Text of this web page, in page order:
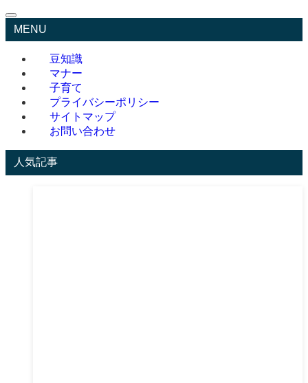
MENU
豆知識
マナー
子育て
プライバシーポリシー
サイトマップ
お問い合わせ
人気記事